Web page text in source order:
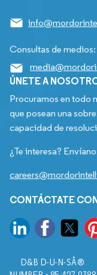
Consultas de medios:
ÚNETE A
Procuramos en todo
que posean una
capacidad de
¿Te interesa?
CONTÁCTATE
D&B D-U-N-SÂ®